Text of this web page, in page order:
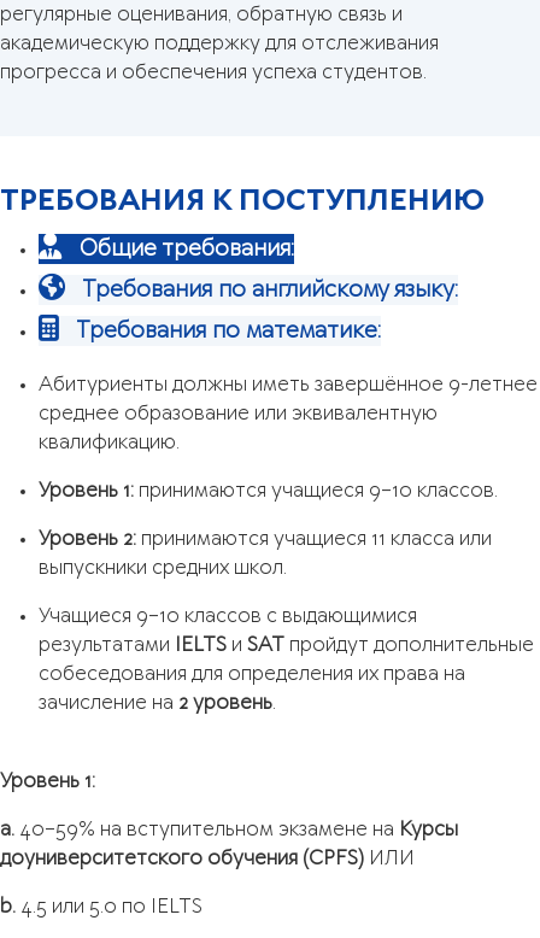
регулярные оценивания, обратную связь и
академическую поддержку для отслеживания
прогресса и обеспечения успеха студентов.
ТРЕБОВАНИЯ К ПОСТУПЛЕНИЮ
Общие требования:
Требования по английскому языку:
Требования по математике:
Абитуриенты должны иметь завершённое 9-летнее
среднее образование или эквивалентную
квалификацию.
Уровень 1: принимаются учащиеся 9–10 классов.
Уровень 2: принимаются учащиеся 11 класса или
выпускники средних школ.
Учащиеся 9–10 классов с выдающимися
результатами IELTS и SAT пройдут дополнительные
собеседования для определения их права на
зачисление на 2 уровень.
Уровень 1:
a. 40–59% на вступительном экзамене на Курсы
доуниверситетского обучения (CPFS) ИЛИ
b. 4.5 или 5.0 по IELTS